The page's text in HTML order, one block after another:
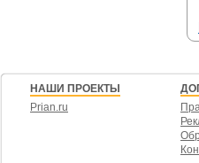
НАШИ ПРОЕКТЫ
Prian.ru